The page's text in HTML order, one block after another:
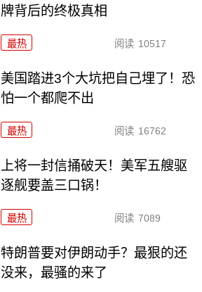
牌背后的终极真相
最热 阅读 10517
美国踏进3个大坑把自己埋了！恐
怕一个都爬不出
最热 阅读 16762
上将一封信捅破天！美军五艘驱
逐舰要盖三口锅！
最热 阅读 7089
特朗普要对伊朗动手？最狠的还
没来，最骚的来了